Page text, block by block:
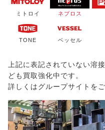
ミトロイ ネプロス
TONE ベッセル
上記に表記されていない溶
ども買取強化中です。
詳しくはグループサイトを